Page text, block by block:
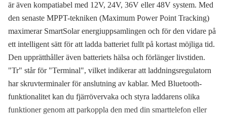
är även kompatiabel med 12V, 24V, 36V eller 48V system. Med
den senaste MPPT-tekniken (Maximum Power Point Tracking)
maximerar SmartSolar energiuppsamlingen och för den vidare på
ett intelligent sätt för att ladda batteriet fullt på kortast möjliga tid.
Den upprätthåller även batteriets hälsa och förlänger livstiden.
"Tr" står för "Terminal", vilket indikerar att laddningsregulatorn
har skruvterminaler för anslutning av kablar. Med Bluetooth-
funktionalitet kan du fjärrövervaka och styra laddarens olika
funktioner genom att parkoppla den med din smarttelefon eller